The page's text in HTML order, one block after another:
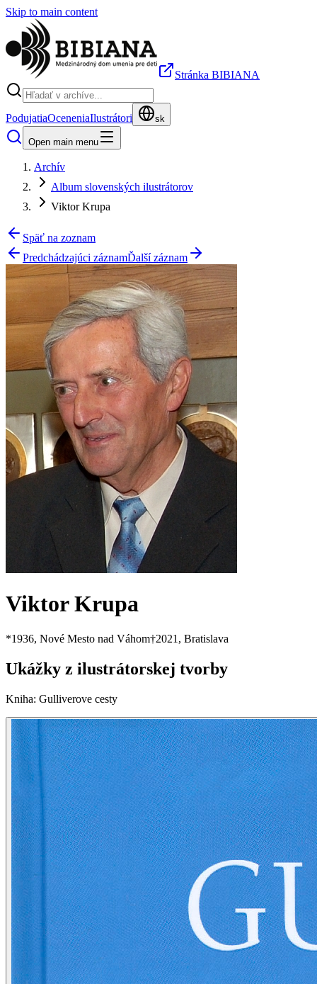
Skip to main content
Stránka BIBIANA
PodujatiaOceneniaIlustrátori sk
Open main menu
Archív
Album slovenských ilustrátorov
Viktor Krupa
Späť na zoznam
Predchádzajúci záznamĎalší záznam
Viktor Krupa
*1936, Nové Mesto nad Váhom†2021 , Bratislava
Ukážky z ilustrátorskej tvorby
Kniha: Gulliverove cesty